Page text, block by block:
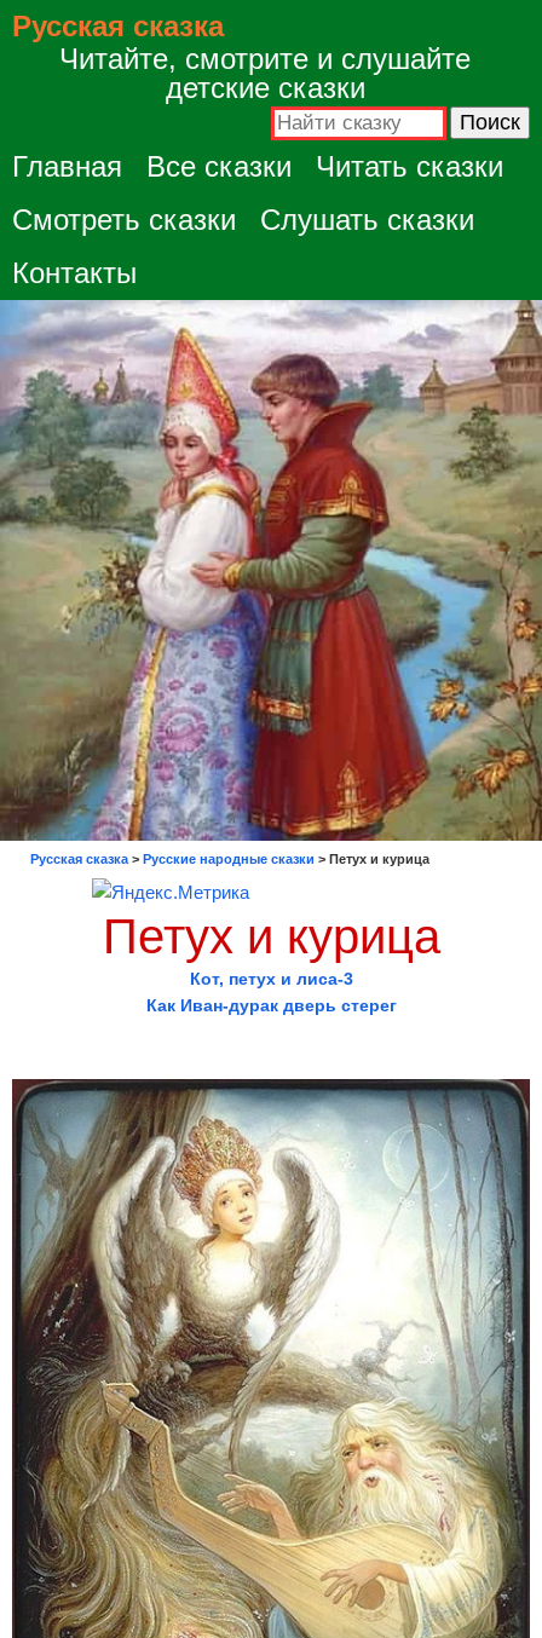
Русская сказка
Читайте, смотрите и слушайте
детские сказки
Главная Все сказки
Читать сказки
Смотреть сказки
Слушать сказки
Контакты
Русская сказка > Русские народные сказки > Петух и курица
Петух и курица
Кот, петух и лиса-3
Как Иван-дурак дверь стерег